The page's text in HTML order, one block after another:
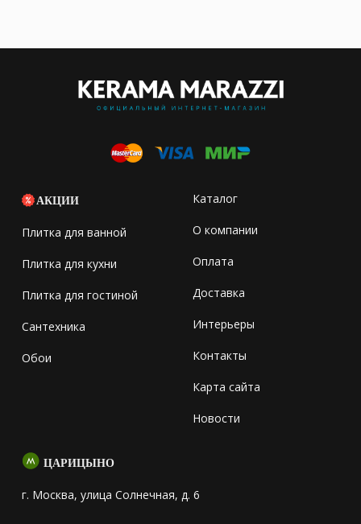
АКЦИИ
Плитка для ванной
Плитка для кухни
Плитка для гостиной
Сантехника
Обои
Каталог
О компании
Оплата
Доставка
Интерьеры
Контакты
Карта сайта
Новости
ЦАРИЦЫНО
г. Москва, улица Солнечная, д. 6